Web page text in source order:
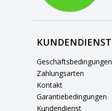
KUNDENDIENST
Geschäftsbedingungen
Zahlungsarten
Kontakt
Garantiebedingungen
Kundendienst